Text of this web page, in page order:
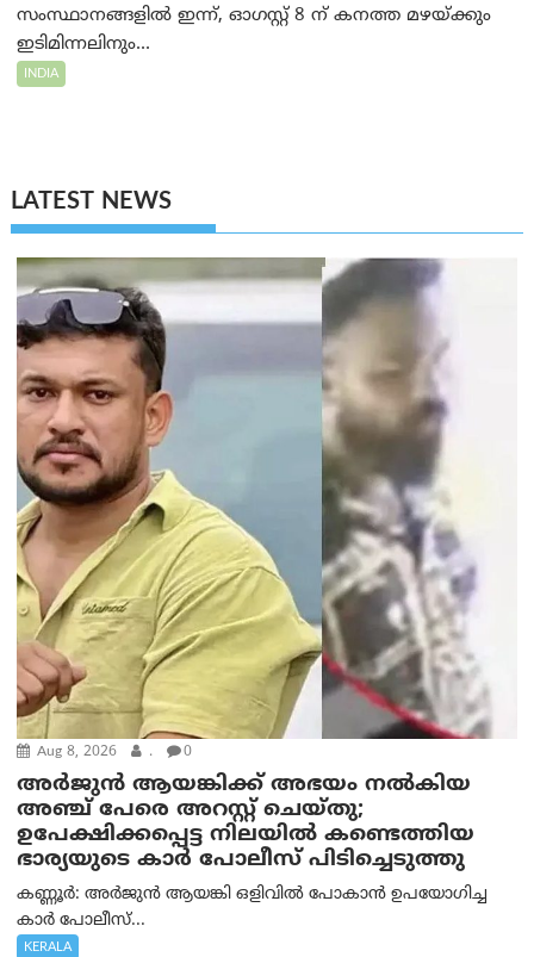
സംസ്ഥാനങ്ങളിൽ ഇന്ന്, ഓഗസ്റ്റ് 8 ന് കനത്ത മഴയ്ക്കും
ഇടിമിന്നലിനും...
INDIA
LATEST NEWS
Aug 8, 2026 . 0
അര്‍ജുന്‍ ആയങ്കിക്ക് അഭയം നല്‍കിയ
അഞ്ച് പേരെ അറസ്റ്റ് ചെയ്തു;
ഉപേക്ഷിക്കപ്പെട്ട നിലയില്‍ കണ്ടെത്തിയ
ഭാര്യയുടെ കാര്‍ പോലീസ് പിടിച്ചെടുത്തു
കണ്ണൂർ: അർജുൻ ആയങ്കി ഒളിവിൽ പോകാൻ ഉപയോഗിച്ച
കാർ പോലീസ്...
KERALA